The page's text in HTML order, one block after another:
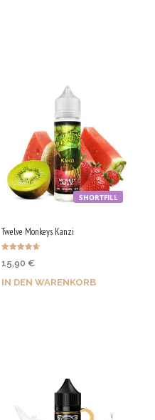
SHORTFILL
Twelve Monkeys Kanzi
mit
von 5
15,90 €
IN DEN WARENKORB